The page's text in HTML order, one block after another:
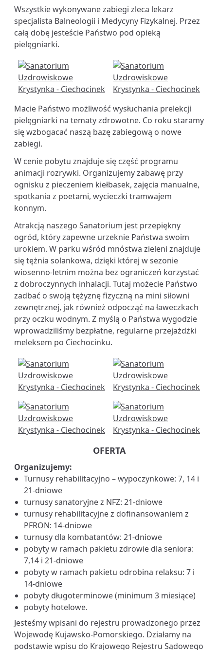
Wszystkie wykonywane zabiegi zleca lekarz
specjalista Balneologii i Medycyny Fizykalnej. Przez
całą dobę jesteście Państwo pod opieką
pielęgniarki.
Macie Państwo możliwość wysłuchania prelekcji
pielęgniarki na tematy zdrowotne. Co roku staramy
się wzbogacać naszą bazę zabiegową o nowe
zabiegi.
W cenie pobytu znajduje się część programu
animacji rozrywki. Organizujemy zabawę przy
ognisku z pieczeniem kiełbasek, zajęcia manualne,
spotkania z poetami, wycieczki tramwajem
konnym.
Atrakcją naszego Sanatorium jest przepiękny
ogród, który zapewne urzeknie Państwa swoim
urokiem. W parku wśród mnóstwa zieleni znajduje
się tężnia solankowa, dzięki której w sezonie
wiosenno-letnim można bez ograniczeń korzystać
z dobroczynnych inhalacji. Tutaj możecie Państwo
zadbać o swoją tężyznę fizyczną na mini siłowni
zewnętrznej, jak również odpocząć na ławeczkach
przy oczku wodnym. Z myślą o Państwa wygodzie
wprowadziliśmy bezpłatne, regularne przejażdżki
meleksem po Ciechocinku.
OFERTA
Organizujemy:
Turnusy rehabilitacyjno – wypoczynkowe: 7, 14 i
21-dniowe
turnusy sanatoryjne z NFZ: 21-dniowe
turnusy rehabilitacyjne z dofinansowaniem z
PFRON: 14-dniowe
turnusy dla kombatantów: 21-dniowe
pobyty w ramach pakietu zdrowie dla seniora:
7,14 i 21-dniowe
pobyty w ramach pakietu odrobina relaksu: 7 i
14-dniowe
pobyty długoterminowe (minimum 3 miesiące)
pobyty hotelowe.
Jesteśmy wpisani do rejestru prowadzonego przez
Wojewodę Kujawsko-Pomorskiego. Działamy na
podstawie wpisu do Krajowego Rejestru Sądowego